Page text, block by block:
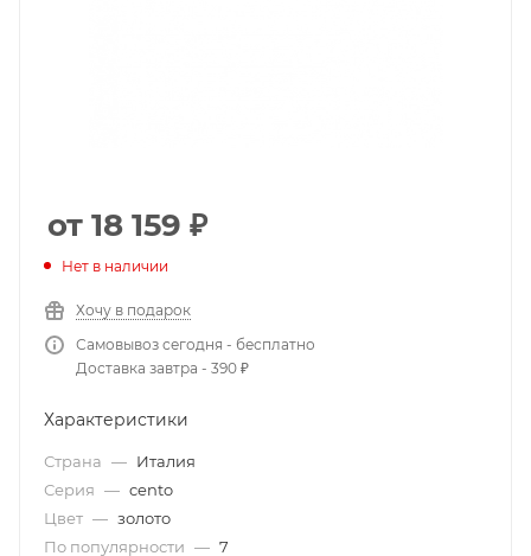
от 18 159 ₽
Нет в наличии
Хочу в подарок
Самовывоз сегодня - бесплатно
Доставка завтра - 390 ₽
Характеристики
Страна — Италия
Серия — cento
Цвет — золото
По популярности — 7